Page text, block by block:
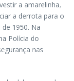
a amarelinha,
a derrota para o
1950. Na
Polícia do
nas